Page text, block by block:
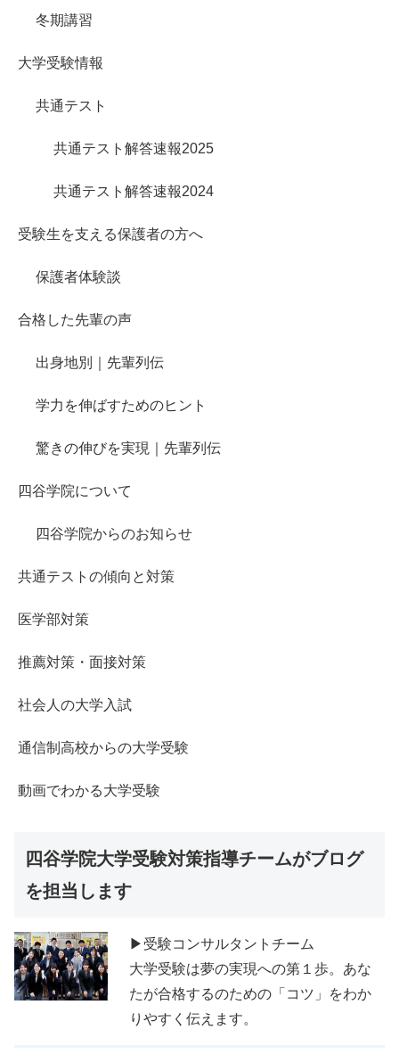
冬期講習
大学受験情報
共通テスト
共通テスト解答速報2025
共通テスト解答速報2024
受験生を支える保護者の方へ
保護者体験談
合格した先輩の声
出身地別｜先輩列伝
学力を伸ばすためのヒント
驚きの伸びを実現｜先輩列伝
四谷学院について
四谷学院からのお知らせ
共通テストの傾向と対策
医学部対策
推薦対策・面接対策
社会人の大学入試
通信制高校からの大学受験
動画でわかる大学受験
四谷学院大学受験対策指導チームがブログ
を担当します
▶受験コンサルタントチーム
大学受験は夢の実現への第１歩。あな
たが合格するのための「コツ」をわか
りやすく伝えます。